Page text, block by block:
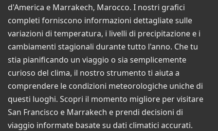
d'America e Marrakech, Marocco. I nostri grafici
completi forniscono informazioni dettagliate sulle
variazioni di temperatura, i livelli di precipitazione e i
cambiamenti stagionali durante tutto l'anno. Che tu
stia pianificando un viaggio o sia semplicemente
curioso del clima, il nostro strumento ti aiuta a
comprendere le condizioni meteorologiche uniche di
questi luoghi. Scopri il momento migliore per visitare
San Francisco e Marrakech e prendi decisioni di
viaggio informate basate su dati climatici accurati.